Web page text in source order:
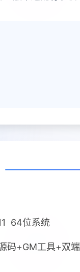
64位系统
码+GM工具+双